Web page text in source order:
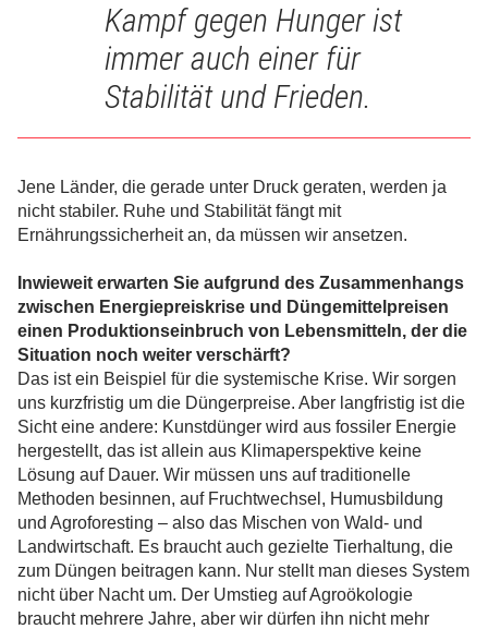
Kampf gegen Hunger ist
immer auch einer für
Stabilität und Frieden.
Jene Länder, die gerade unter Druck geraten, werden ja
nicht stabiler. Ruhe und Stabilität fängt mit
Ernährungssicherheit an, da müssen wir ansetzen.
Inwieweit erwarten Sie aufgrund des Zusammenhangs
zwischen Energiepreiskrise und Düngemittelpreisen
einen Produktionseinbruch von Lebensmitteln, der die
Situation noch weiter verschärft?
Das ist ein Beispiel für die systemische Krise. Wir sorgen
uns kurzfristig um die Düngerpreise. Aber langfristig ist die
Sicht eine andere: Kunstdünger wird aus fossiler Energie
hergestellt, das ist allein aus Klimaperspektive keine
Lösung auf Dauer. Wir müssen uns auf traditionelle
Methoden besinnen, auf Fruchtwechsel, Humusbildung
und Agroforesting – also das Mischen von Wald- und
Landwirtschaft. Es braucht auch gezielte Tierhaltung, die
zum Düngen beitragen kann. Nur stellt man dieses System
nicht über Nacht um. Der Umstieg auf Agroökologie
braucht mehrere Jahre, aber wir dürfen ihn nicht mehr